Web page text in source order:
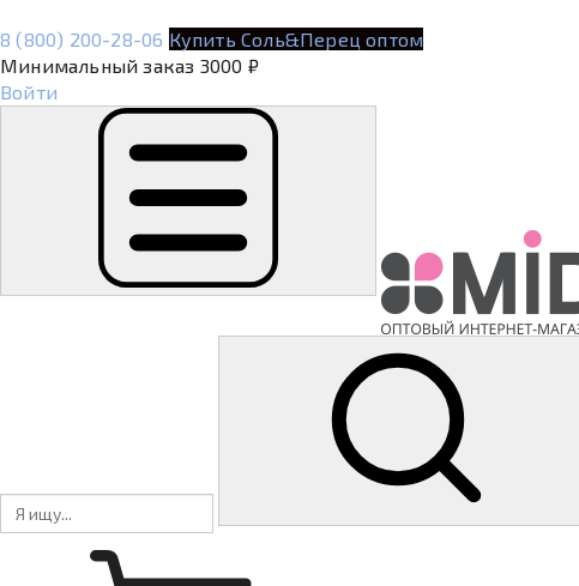
8 (800) 200-28-06 Купить Соль&Перец оптом
Минимальный заказ 3000 ₽
Войти